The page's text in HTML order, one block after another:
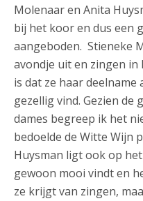
Molenaar en Anita
bij het koor en dus een
aangeboden. Stieneke
avondje uit en zingen
is dat ze haar deelname
gezellig vind. Gezien de
dames begreep ik het
bedoelde de Witte Wijn
Huysman ligt ook op
gewoon mooi vindt en
ze krijgt van zingen,